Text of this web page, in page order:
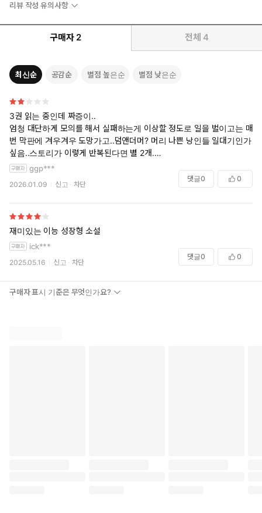
리뷰 작성 유의사항
구매자 2 전체 4
최신순 공감순 별점 높은순 별점 낮은순
3권 읽는 중인데 짜증이..
엄청 대단하게 모의를 해서 실패하는게 이상할 정도로 일을 벌이고는 매
번 막판에 겨우겨우 도망가고..덤앤더머? 머리 나쁜 낭인들 일대기인가
싶음..스토리가 이렇게 반복된다면 별 2개.
...완독 후..돈 아까움ㅠ
ggp***
2026.01.09 신고 차단
댓글0 0
재미있는 이능 성장형 소설
ick***
2025.05.16 신고 차단
댓글0 0
구매자 표시 기준은 무엇인가요?